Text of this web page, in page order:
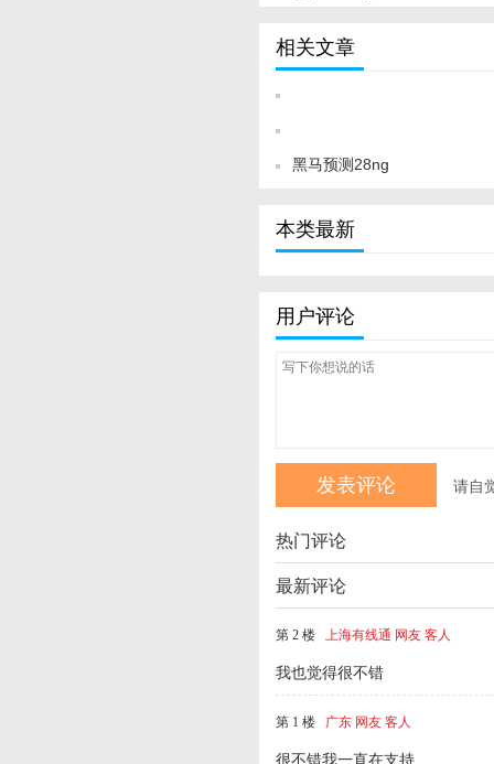
相关文章
黑马预测28ng
本类最新
用户评论
请自
热门评论
最新评论
第 2 楼 上海有线通 网友 客人
我也觉得很不错
第 1 楼 广东 网友 客人
很不错我一直在支持